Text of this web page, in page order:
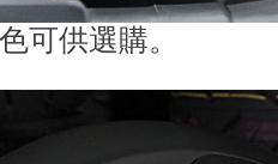
可供選購。